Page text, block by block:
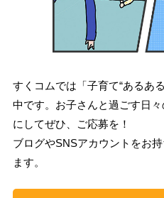
すくコムでは「子育て“あるあ
中です。お子さんと過ごす日
にしてぜひ、ご応募を！
ブログやSNSアカウントをお
ます。